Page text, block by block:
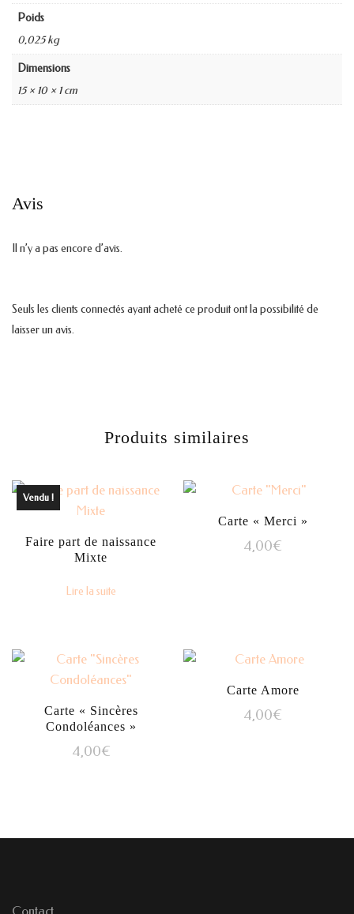
Poids
0,025 kg
Dimensions
15 × 10 × 1 cm
Avis
Il n’y a pas encore d’avis.
Seuls les clients connectés ayant acheté ce produit ont la possibilité de
laisser un avis.
Produits similaires
Vendu !
Faire part de naissance
Mixte
Lire la suite
Carte « Merci »
4,00€
Carte « Sincères
Condoléances »
4,00€
Carte Amore
4,00€